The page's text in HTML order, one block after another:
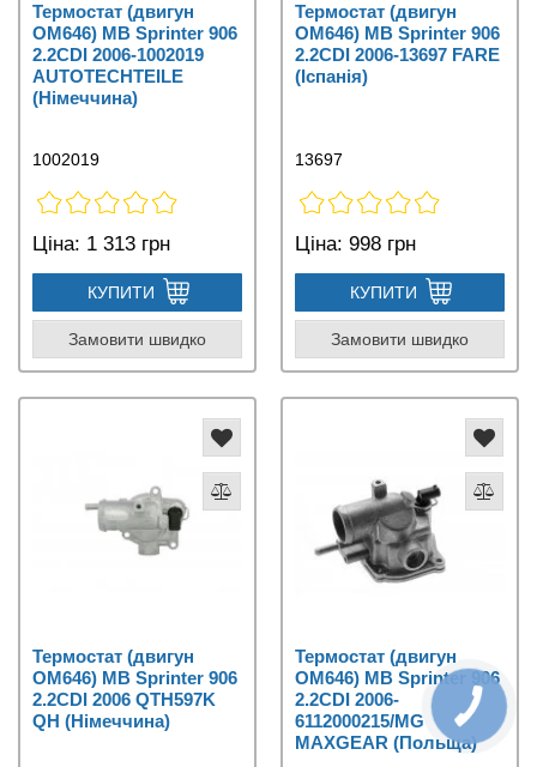
Термостат (двигун
OM646) MB Sprinter 906
2.2CDI 2006-1002019
AUTOTECHTEILE
(Німеччина)
1002019
Ціна: 1 313 грн
КУПИТИ
Замовити швидко
Термостат (двигун
OM646) MB Sprinter 906
2.2CDI 2006-13697 FARE
(Іспанія)
13697
Ціна: 998 грн
КУПИТИ
Замовити швидко
Термостат (двигун
OM646) MB Sprinter 906
2.2CDI 2006 QTH597K
QH (Німеччина)
Термостат (двигун
OM646) MB Sprinter 906
2.2CDI 2006-
6112000215/MG
MAXGEAR (Польща)